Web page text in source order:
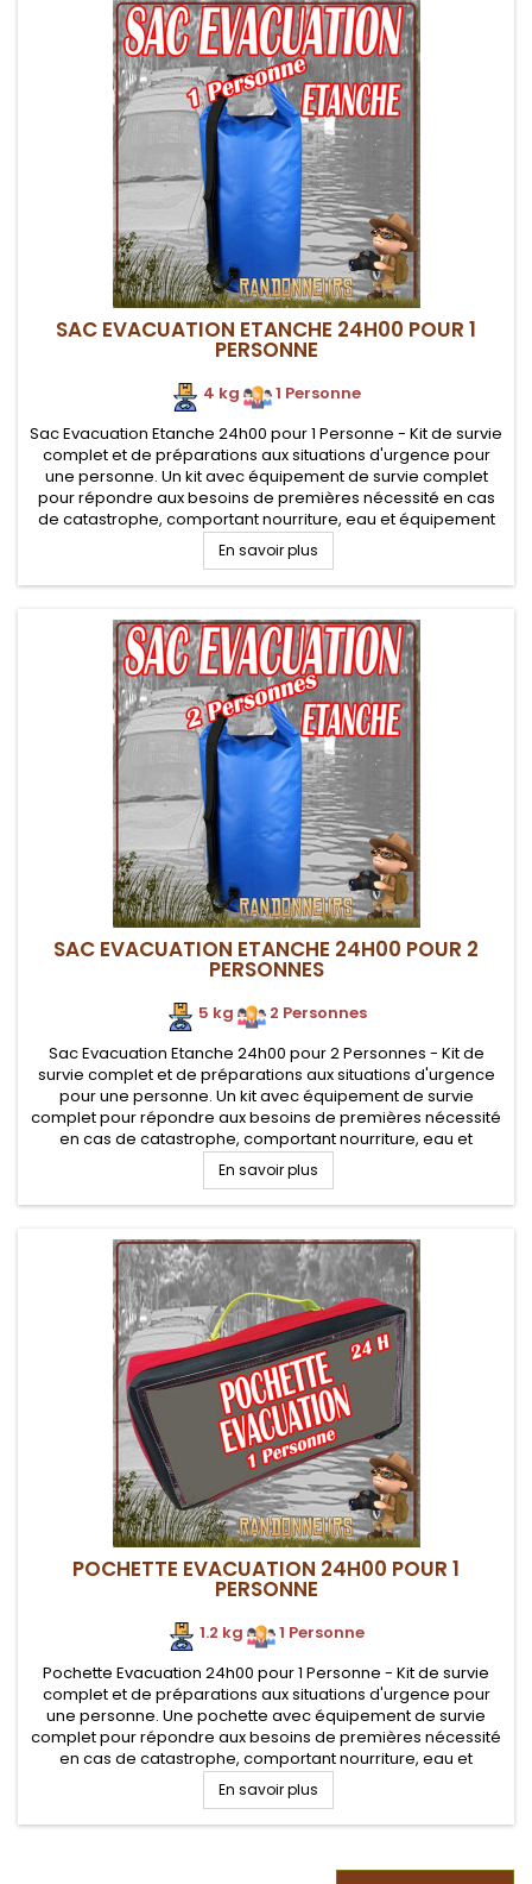
SAC EVACUATION ETANCHE 24H00 POUR 1
PERSONNE
4 kg
1 Personne
Sac Evacuation Etanche 24h00 pour 1 Personne - Kit de survie
complet et de préparations aux situations d'urgence pour
une personne. Un kit avec équipement de survie complet
pour répondre aux besoins de premières nécessité en cas
de catastrophe, comportant nourriture, eau et équipement
pour une personne, le tout dans un sac étanche facilement...
En savoir plus
SAC EVACUATION ETANCHE 24H00 POUR 2
PERSONNES
5 kg . 2 Personnes
Sac Evacuation Etanche 24h00 pour 2 Personnes - Kit de
survie complet et de préparations aux situations d'urgence
pour une personne. Un kit avec équipement de survie
complet pour répondre aux besoins de premières nécessité
en cas de catastrophe, comportant nourriture, eau et
équipement pour deux personnes, le tout dans un sac
étanche facilement...
En savoir plus
POCHETTE EVACUATION 24H00 POUR 1
PERSONNE
1.2 kg
1 Personne
Pochette Evacuation 24h00 pour 1 Personne - Kit de survie
complet et de préparations aux situations d'urgence pour
une personne. Une pochette avec équipement de survie
complet pour répondre aux besoins de premières nécessité
en cas de catastrophe, comportant nourriture, eau et
équipement pour une personne. Très compacte et facile à
transporter et à avoir...
En savoir plus